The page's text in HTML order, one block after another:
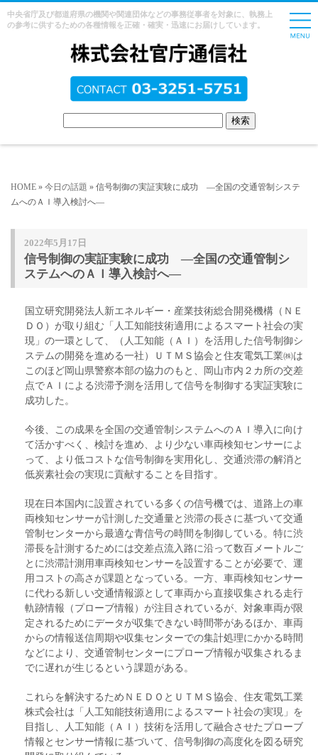
中央省庁及び都道府県の機関や関連団体などの事務従事者を対象に、執務上
の参考に供するための各種情報を正確・確実・迅速にお届けしています。
HOME » 今日の話題 » 信号制御の実証実験に成功 ―全国の交通管制システ
ムへのＡＩ導入検討へ―
2022年5月17日
信号制御の実証実験に成功 ―全国の交通管制シ
ステムへのＡＩ導入検討へ―
国立研究開発法人新エネルギー・産業技術総合開発機構（ＮＥ
ＤＯ）が取り組む「人工知能技術適用によるスマート社会の実
現」の一環として、（人工知能（ＡＩ）を活用した信号制御シ
ステムの開発を進める一社）ＵＴＭＳ協会と住友電気工業㈱は
このほど岡山県警察本部の協力のもと、岡山市内２カ所の交差
点でＡＩによる渋滞予測を活用して信号を制御する実証実験に
成功した。
今後、この成果を全国の交通管制システムへのＡＩ導入に向け
て活かすべく、検討を進め、より少ない車両検知センサーによ
って、より低コストな信号制御を実用化し、交通渋滞の解消と
低炭素社会の実現に貢献することを目指す。
現在日本国内に設置されている多くの信号機では、道路上の車
両検知センサーが計測した交通量と渋滞の長さに基づいて交通
管制センターから最適な青信号の時間を制御している。特に渋
滞長を計測するためには交差点流入路に沿って数百メートルご
とに渋滞計測用車両検知センサーを設置することが必要で、運
用コストの高さが課題となっている。一方、車両検知センサー
に代わる新しい交通情報源として車両から直接収集される走行
軌跡情報（プローブ情報）が注目されているが、対象車両が限
定されるためにデータが収集できない時間帯があるほか、車両
からの情報送信周期や収集センターでの集計処理にかかる時間
などにより、交通管制センターにプローブ情報が収集されるま
でに遅れが生じるという課題がある。
これらを解決するためＮＥＤＯとＵＴＭＳ協会、住友電気工業
株式会社は「人工知能技術適用によるスマート社会の実現」を
目指し、人工知能（ＡＩ）技術を活用して融合させたプローブ
情報とセンサー情報に基づいて、信号制御の高度化を図る研究